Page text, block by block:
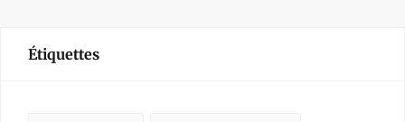
Étiquettes